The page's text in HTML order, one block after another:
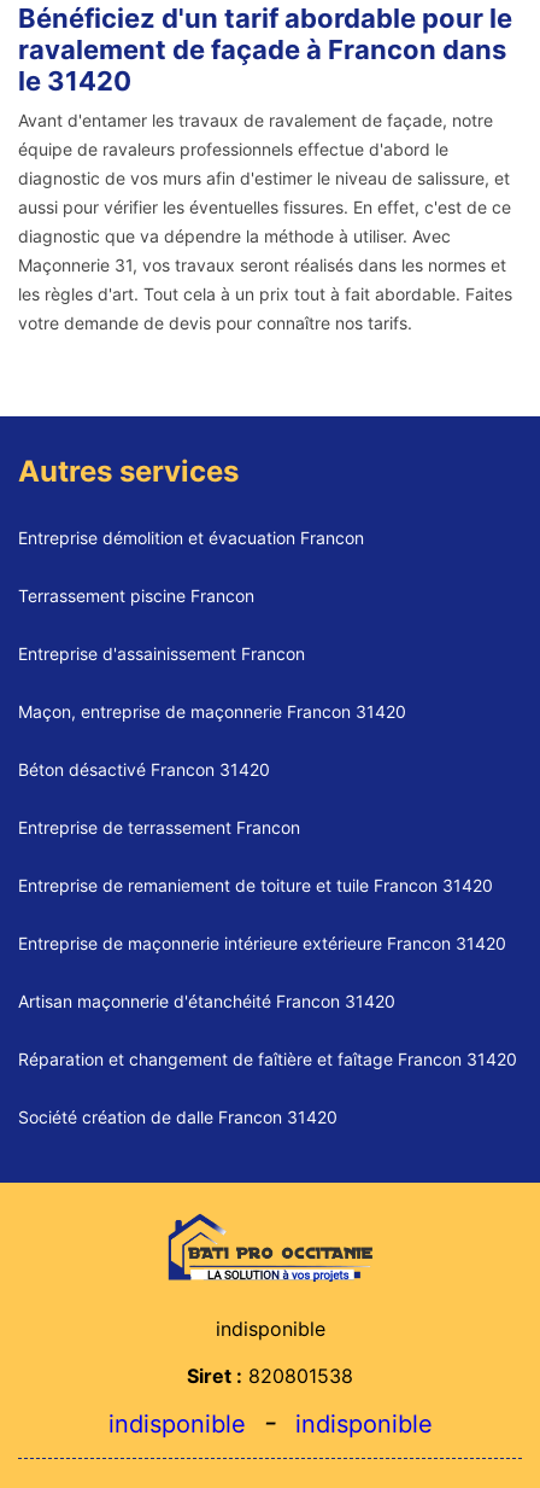
Bénéficiez d'un tarif abordable pour le
ravalement de façade à Francon dans
le 31420
Avant d'entamer les travaux de ravalement de façade, notre
équipe de ravaleurs professionnels effectue d'abord le
diagnostic de vos murs afin d'estimer le niveau de salissure, et
aussi pour vérifier les éventuelles fissures. En effet, c'est de ce
diagnostic que va dépendre la méthode à utiliser. Avec
Maçonnerie 31, vos travaux seront réalisés dans les normes et
les règles d'art. Tout cela à un prix tout à fait abordable. Faites
votre demande de devis pour connaître nos tarifs.
Autres services
Entreprise démolition et évacuation Francon
Terrassement piscine Francon
Entreprise d'assainissement Francon
Maçon, entreprise de maçonnerie Francon 31420
Béton désactivé Francon 31420
Entreprise de terrassement Francon
Entreprise de remaniement de toiture et tuile Francon 31420
Entreprise de maçonnerie intérieure extérieure Francon 31420
Artisan maçonnerie d'étanchéité Francon 31420
Réparation et changement de faîtière et faîtage Francon 31420
Société création de dalle Francon 31420
indisponible
Siret : 820801538
indisponible - indisponible